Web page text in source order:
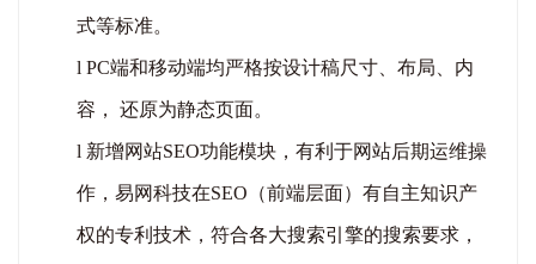
式等标准。
l PC端和移动端均严格按设计稿尺寸、布局、内
容， 还原为静态页面。
l 新增网站SEO功能模块，有利于网站后期运维操
作，易网科技在SEO（前端层面）有自主知识产
权的专利技术，符合各大搜索引擎的搜索要求 ，